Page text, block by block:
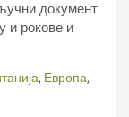
документ
и рокове и
, Европа,